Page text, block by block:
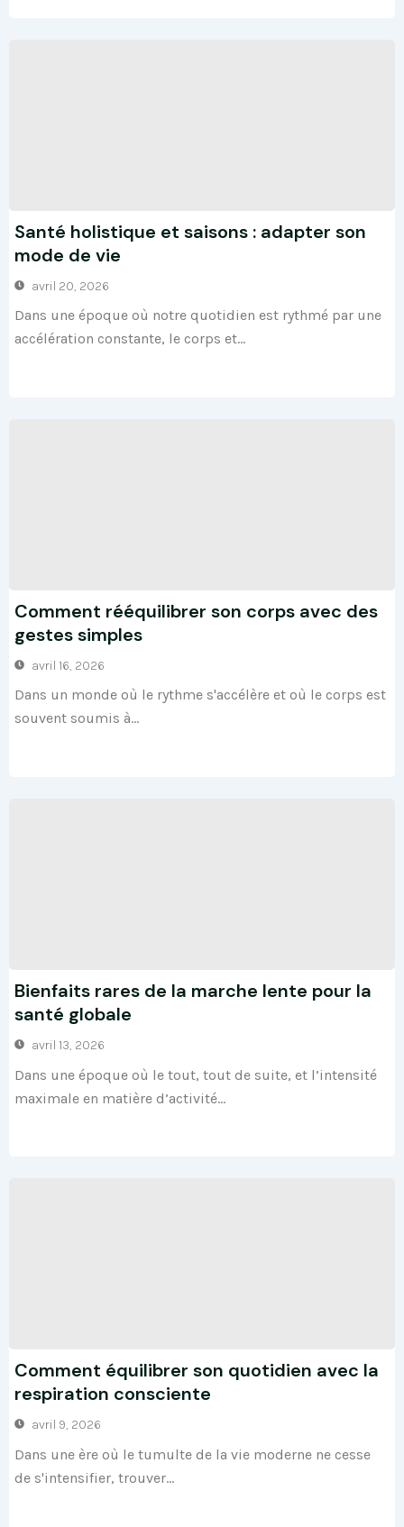
Santé holistique et saisons : adapter son
mode de vie
avril 20, 2026
Dans une époque où notre quotidien est rythmé par une
accélération constante, le corps et...
Comment rééquilibrer son corps avec des
gestes simples
avril 16, 2026
Dans un monde où le rythme s'accélère et où le corps est
souvent soumis à...
Bienfaits rares de la marche lente pour la
santé globale
avril 13, 2026
Dans une époque où le tout, tout de suite, et l’intensité
maximale en matière d’activité...
Comment équilibrer son quotidien avec la
respiration consciente
avril 9, 2026
Dans une ère où le tumulte de la vie moderne ne cesse
de s'intensifier, trouver...